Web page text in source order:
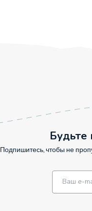
Будьте
Подпишитесь, чтобы не